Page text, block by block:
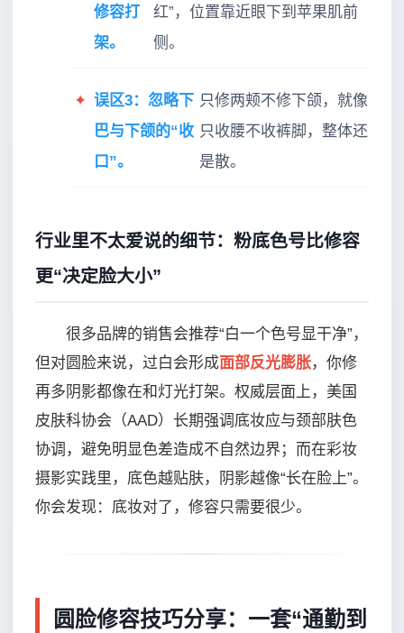
修容打
架。
红”，位置靠近眼下到苹果肌前
侧。
✦ 误区3：忽略下
巴与下颌的“收
口”。
只修两颊不修下颌，就像
只收腰不收裤脚，整体还
是散。
行业里不太爱说的细节：粉底色号比修容
更“决定脸大小”
很多品牌的销售会推荐“白一个色号显干净”，
但对圆脸来说，过白会形成面部反光膨胀，你修
再多阴影都像在和灯光打架。权威层面上，美国
皮肤科协会（AAD）长期强调底妆应与颈部肤色
协调，避免明显色差造成不自然边界；而在彩妆
摄影实践里，底色越贴肤，阴影越像“长在脸上”。
你会发现：底妆对了，修容只需要很少。
圆脸修容技巧分享：一套“通勤到